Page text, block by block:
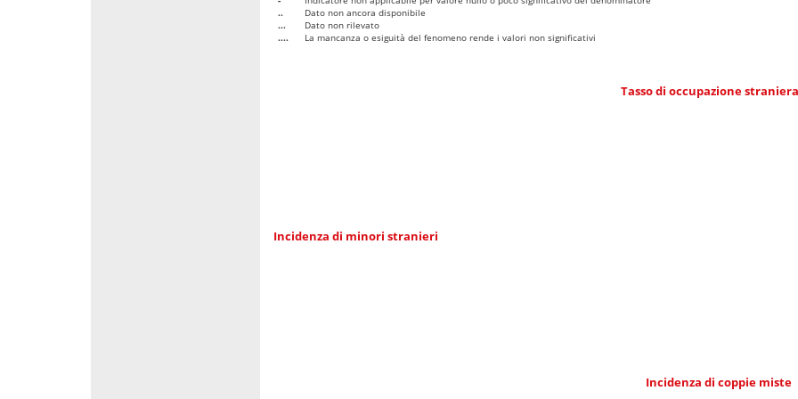
..
Dato non ancora disponibile
...
Dato non rilevato
....
La mancanza o esiguità del fenomeno rende i valori non significativi
Tasso di occupazione straniera
Incidenza di minori stranieri
Incidenza di coppie miste